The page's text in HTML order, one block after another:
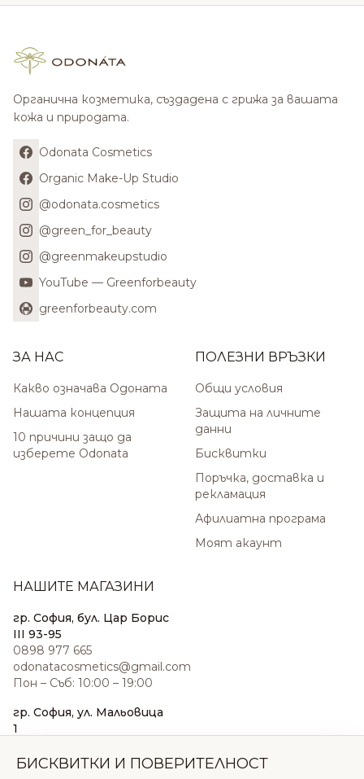
Органична козметика, създадена с грижа за вашата
кожа и природата.
Odonata Cosmetics
Organic Make-Up Studio
@odonata.cosmetics
@green_for_beauty
@greenmakeupstudio
YouTube — Greenforbeauty
greenforbeauty.com
ЗА НАС
Какво означава Одоната
Нашата концепция
10 причини защо да
изберете Odonata
ПОЛЕЗНИ ВРЪЗКИ
Общи условия
Защита на личните
данни
Бисквитки
Поръчка, доставка и
рекламация
Афилиатна програма
Моят акаунт
НАШИТЕ МАГАЗИНИ
гр. София, бул. Цар Борис
III 93-95
0898 977 665
odonatacosmetics@gmail.com
Пон – Съб: 10:00 – 19:00
гр. София, ул. Мальовица
1
sales@odonatacosmetics.com
БИСКВИТКИ И ПОВЕРИТЕЛНОСТ